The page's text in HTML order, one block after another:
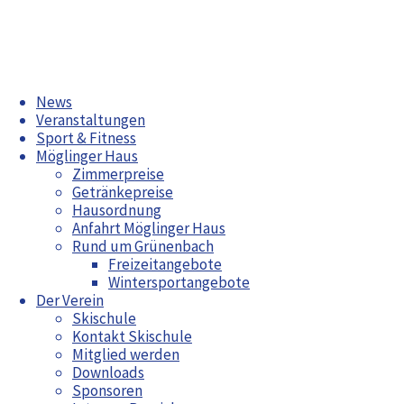
Inhalt
springen
News
Veranstaltungen
Sport & Fitness
Möglinger Haus
Zimmerpreise
Getränkepreise
Hausordnung
Anfahrt Möglinger Haus
Rund um Grünenbach
Freizeitangebote
Wintersportangebote
Der Verein
Skischule
Kontakt Skischule
Mitglied werden
Downloads
Sponsoren
Einladung Helferfest
Skibörse 2024
Saison-
Opening
Stubai
Aktuelles
Radwoche in Grünenbach 2026
Bürgerfest Möglingen 2026
Jahreshauptversammlung 2026
Arbeitswochenende April 2026
Maiwanderung